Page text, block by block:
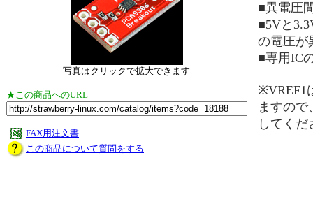
写真はクリックで拡大できます
★この商品へのURL
FAX用注文書
この商品について質問をする
■異電圧
■5Vと
の電圧が
■専用IC
※VREF1
ますの
してくだ